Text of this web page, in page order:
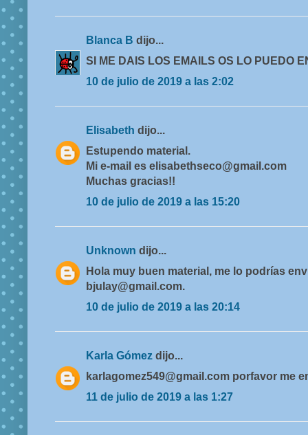
Blanca B dijo...
SI ME DAIS LOS EMAILS OS LO PUEDO
10 de julio de 2019 a las 2:02
Elisabeth dijo...
Estupendo material.
Mi e-mail es elisabethseco@gmail.com
Muchas gracias!!
10 de julio de 2019 a las 15:20
Unknown dijo...
Hola muy buen material, me lo podrías
bjulay@gmail.com.
10 de julio de 2019 a las 20:14
Karla Gómez dijo...
karlagomez549@gmail.com porfavor me
11 de julio de 2019 a las 1:27